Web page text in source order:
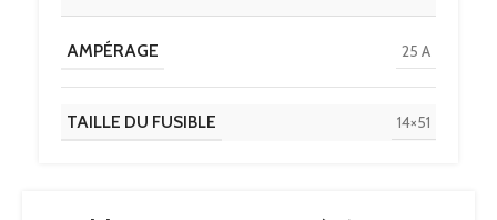
AMPÉRAGE 25 A
TAILLE DU FUSIBLE 14×51